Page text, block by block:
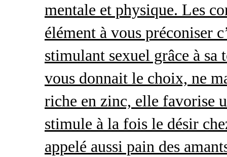
mentale et physique. Les
élément à vous préconiser
stimulant sexuel grâce à sa
vous donnait le choix, ne
riche en zinc, elle favorise
stimule à la fois le désir
appelé aussi pain des